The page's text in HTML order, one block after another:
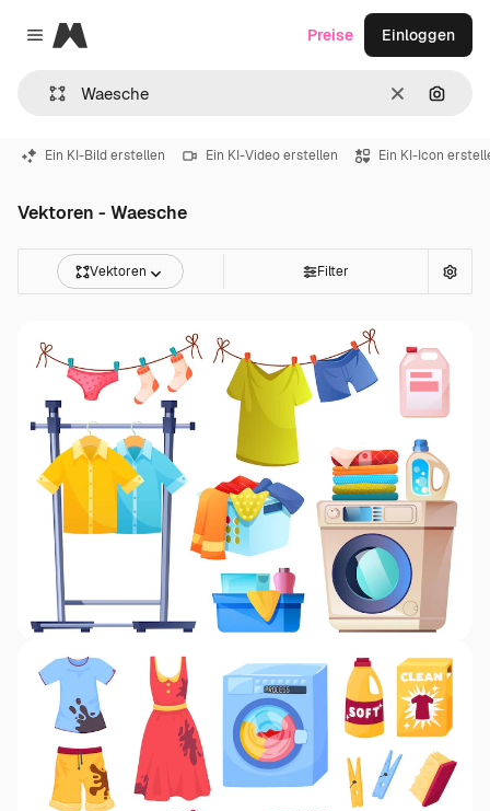
Close menu
Magnific
LöschenNach
Preise Einloggen
Ein KI-Bild erstellen Ein KI-Video erstellen Ein KI-Icon
Vektoren - Waesche
Vektoren Filter